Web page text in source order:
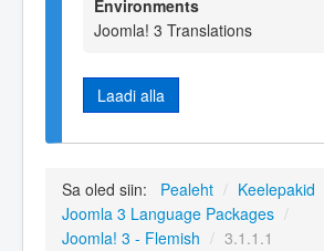
Environments
Joomla! 3 Translations
Laadi alla
Sa oled siin: Pealeht / Keelepakid
Joomla 3 Language Packages /
Joomla! 3 - Flemish / 3.1.1.1